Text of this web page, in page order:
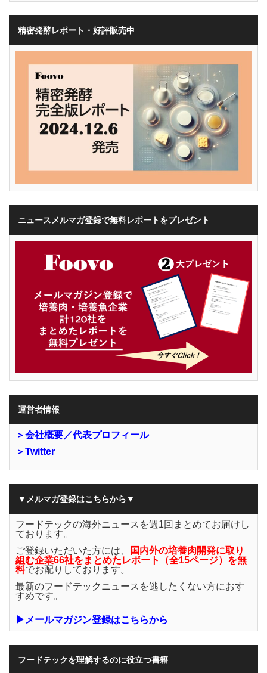
精密発酵レポート・好評販売中
ニュースメルマガ登録で無料レポートをプレゼント
運営者情報
＞会社概要／代表プロフィール
＞Twitter
▼メルマガ登録はこちらから▼
フードテックの海外ニュースを週1回まとめてお届けし
ております。
ご登録いただいた方には、
国内外の培養肉開発に取り
組む企業66社をまとめたレポート（全15ページ）を無
料でお配りしております。
最新のフードテックニュースを逃したくない方におす
すめです。
▶メールマガジン登録はこちらから
フードテックを理解するのに役立つ書籍